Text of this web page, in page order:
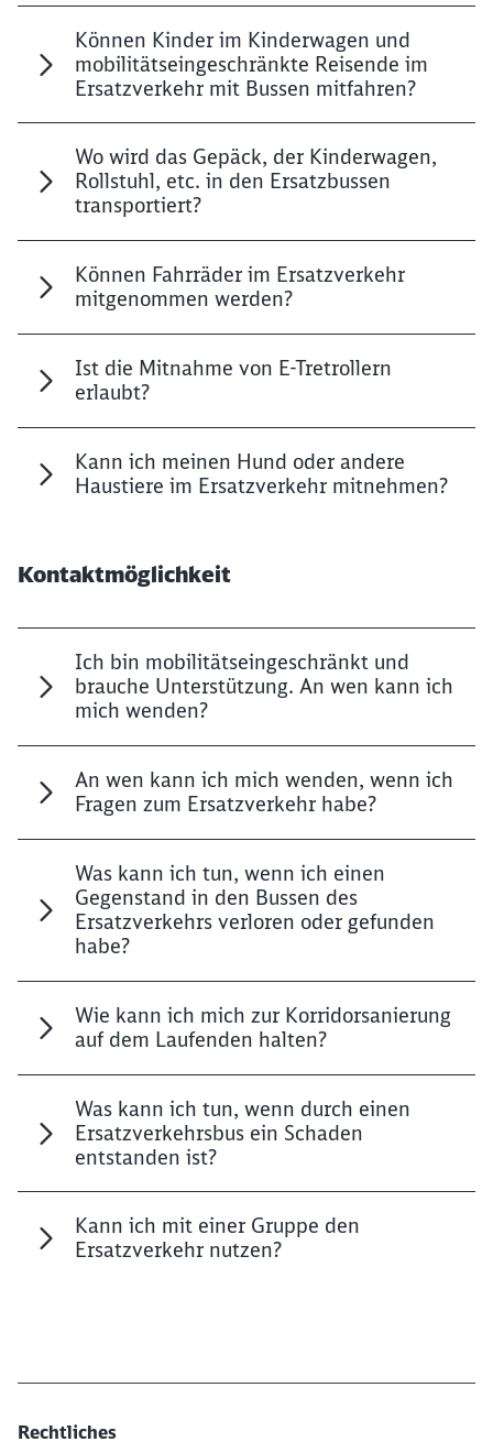
Können Kinder im Kinderwagen und
mobilitätseingeschränkte Reisende im
Ersatzverkehr mit Bussen mitfahren?
Wo wird das Gepäck, der Kinderwagen,
Rollstuhl, etc. in den Ersatzbussen
transportiert?
Können Fahrräder im Ersatzverkehr
mitgenommen werden?
Ist die Mitnahme von E-Tretrollern
erlaubt?
Kann ich meinen Hund oder andere
Haustiere im Ersatzverkehr mitnehmen?
Kontaktmöglichkeit
Ich bin mobilitätseingeschränkt und
brauche Unterstützung. An wen kann ich
mich wenden?
An wen kann ich mich wenden, wenn ich
Fragen zum Ersatzverkehr habe?
Was kann ich tun, wenn ich einen
Gegenstand in den Bussen des
Ersatzverkehrs verloren oder gefunden
habe?
Wie kann ich mich zur Korridorsanierung
auf dem Laufenden halten?
Was kann ich tun, wenn durch einen
Ersatzverkehrsbus ein Schaden
entstanden ist?
Kann ich mit einer Gruppe den
Ersatzverkehr nutzen?
Rechtliches